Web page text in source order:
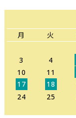
月 火
3
4
10
11
17
18
24
25